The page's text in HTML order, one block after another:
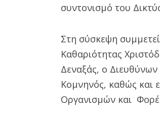
συντονισμό του
Στη σύσκεψη
Καθαριότητας
Δεναξάς, ο
Κομνηνός, καθώς και
Οργανισμών και